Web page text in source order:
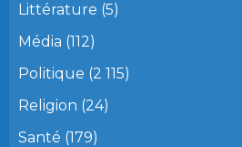
Littérature (5)
Média (112)
Politique (2 115)
Religion (24)
Santé (179)